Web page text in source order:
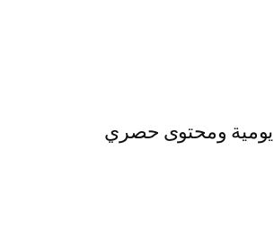
يومية ومحتوى حصري